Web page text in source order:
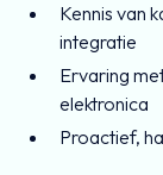
Kennis van
integratie
Ervaring
elektronica
Proactief,